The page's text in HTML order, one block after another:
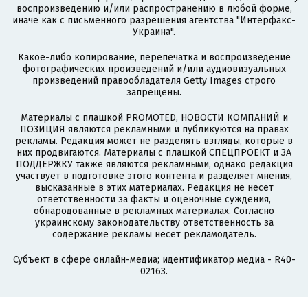
воспроизведению и/или распространению в любой форме,
иначе как с письменного разрешения агентства "Интерфакс-
Украина".
Какое-либо копирование, перепечатка и воспроизведение
фотографических произведений и/или аудиовизуальных
произведений правообладателя Getty Images строго
запрещены.
Материалы с плашкой PROMOTED, НОВОСТИ КОМПАНИЙ и
ПОЗИЦИЯ являются рекламными и публикуются на правах
рекламы. Редакция может не разделять взгляды, которые в
них продвигаются. Материалы с плашкой СПЕЦПРОЕКТ и ЗА
ПОДДЕРЖКУ также являются рекламными, однако редакция
участвует в подготовке этого контента и разделяет мнения,
высказанные в этих материалах. Редакция не несет
ответственности за факты и оценочные суждения,
обнародованные в рекламных материалах. Согласно
украинскому законодательству ответственность за
содержание рекламы несет рекламодатель.
Субъект в сфере онлайн-медиа; идентификатор медиа - R40-
02163.